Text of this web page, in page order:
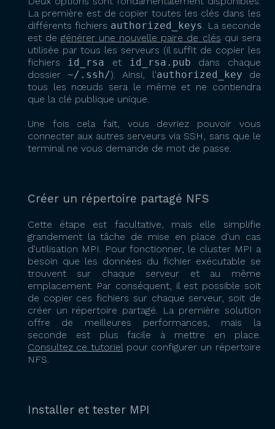
La première est de copier toutes les clés dans les
différents fichiers authorized_keys. La seconde
est degénérer une nouvelle paire de clés qui sera
utilisée par tous les serveurs (il suffit de copier les
fichiers id_rsa et id_rsa.pub dans chaque
dossier~/.ssh/). Ainsi, l'authorized_key de
tous les nœuds sera le même et ne contiendra
que la clé publique unique.
Une fois cela fait, vous devriez pouvoir vous
connecter aux autres serveurs via SSH, sans que le
terminal ne vous demande de mot de passe.
Créer un répertoire partagé NFS
Cette étape est facultative, mais elle simplifie
grandement la tâche de mise en place d'un cas
d'utilisation MPI. Pour fonctionner, le cluster MPI a
besoin que les données du fichier exécutable se
trouvent sur chaque serveur et au même
emplacement. Par conséquent, il est possible soit
de copier ces fichiers sur chaque serveur, soit de
créer un répertoire partagé. La première solution
offre de meilleures performances, mais la
seconde est plus facile à mettre en place.
Consultez ce tutorielpour configurer un répertoire
NFS.
Installer et tester MPI